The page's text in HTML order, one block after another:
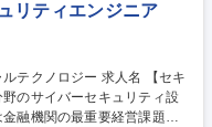
リティエンジニア
ー 求人名 【セキ
のサイバーセキュリティ設